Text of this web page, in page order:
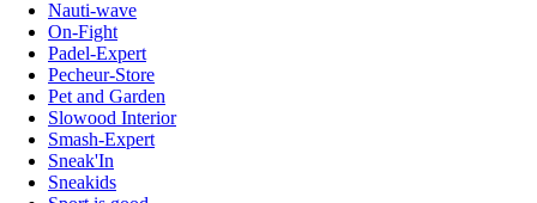
Nauti-wave
On-Fight
Padel-Expert
Pecheur-Store
Pet and Garden
Slowood Interior
Smash-Expert
Sneak'In
Sneakids